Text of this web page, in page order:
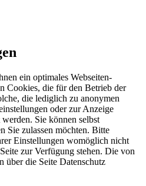
ein optimales Webseiten-
Cookies, die für den Betrieb der
die lediglich zu anonymen
oder zur Anzeige
Sie können selbst
Sie zulassen möchten. Bitte
Einstellungen womöglich nicht
zur Verfügung stehen. Die von
über die Seite Datenschutz